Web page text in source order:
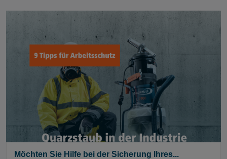
Möchten Sie Hilfe bei der Sicherung Ihres...